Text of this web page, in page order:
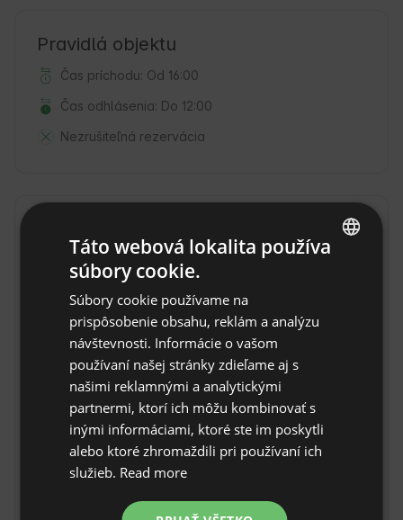
Pravidlá objektu
Čas príchodu: Od 16:00
Čas odhlásenia: Do 12:00
Nezrušiteľná rezervácia
Mazaricos, provincia La Coruña, Španielsko
FRENCH
CZECH
Táto webová lokalita používa
súbory cookie.
Súbory cookie používame na
prispôsobenie obsahu, reklám a analýzu
návštevnosti. Informácie o vašom
používaní našej stránky zdieľame aj s
našimi reklamnými a analytickými
partnermi, ktorí ich môžu kombinovať s
inými informáciami, ktoré ste im poskytli
alebo ktoré zhromaždili pri používaní ich
služieb. Read more